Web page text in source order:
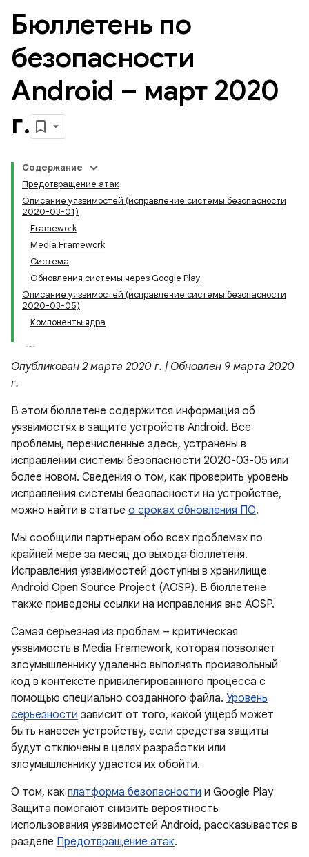
Бюллетень по
безопасности
Android – март 2020
г.
Содержание
Предотвращение атак
Описание уязвимостей (исправление системы безопасности
2020-03-01)
Framework
Media Framework
Система
Обновления системы через Google Play
Описание уязвимостей (исправление системы безопасности
2020-03-05)
Компоненты ядра
Опубликован 2 марта 2020 г. | Обновлен 9 марта 2020
г.
В этом бюллетене содержится информация об
уязвимостях в защите устройств Android. Все
проблемы, перечисленные здесь, устранены в
исправлении системы безопасности 2020-03-05 или
более новом. Сведения о том, как проверить уровень
исправления системы безопасности на устройстве,
можно найти в статье о сроках обновления ПО.
Мы сообщили партнерам обо всех проблемах по
крайней мере за месяц до выхода бюллетеня.
Исправления уязвимостей доступны в хранилище
Android Open Source Project (AOSP). В бюллетене
также приведены ссылки на исправления вне AOSP.
Самая серьезная из проблем – критическая
уязвимость в Media Framework, которая позволяет
злоумышленнику удаленно выполнять произвольный
код в контексте привилегированного процесса с
помощью специально созданного файла. Уровень
серьезности зависит от того, какой ущерб может
быть нанесен устройству, если средства защиты
будут отключены в целях разработки или
злоумышленнику удастся их обойти.
О том, как платформа безопасности и Google Play
Защита помогают снизить вероятность
использования уязвимостей Android, рассказывается в
разделе Предотвращение атак.